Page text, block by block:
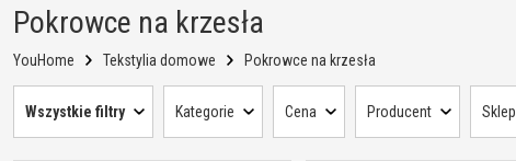
Pokrowce na krzesła
YouHome Tekstylia domowe Pokrowce na krzesła
Wszystkie filtry Kategorie Cena Producent Sklep